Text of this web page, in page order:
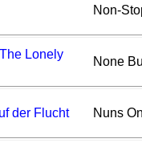
Non-
Lonely
None
der Flucht Nuns